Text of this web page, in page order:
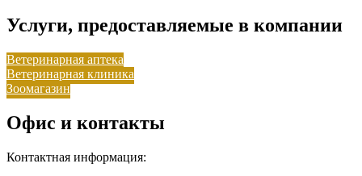
Услуги, предоставляемые в компании
Ветеринарная аптека
Ветеринарная клиника
Зоомагазин
Офис и контакты
Контактная информация: